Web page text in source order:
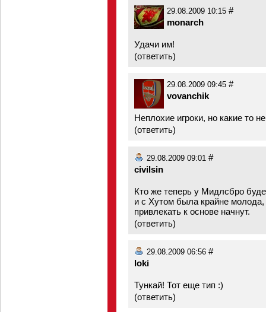
29.08.2009 10:15 #
monarch
Удачи им!
(ответить)
29.08.2009 09:45 #
vovanchik
Неплохие игроки, но какие то
(ответить)
29.08.2009 09:01 #
civilsin
Кто же теперь у Мидлсбро
и с Хутом была крайне молода,
привлекать к основе начнут.
(ответить)
29.08.2009 06:56 #
loki
Тункай! Тот еще тип :)
(ответить)